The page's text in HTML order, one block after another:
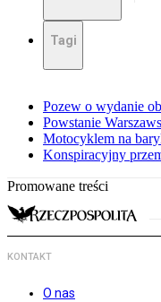
Tagi
Pozew o wydanie
Powstanie
Motocyklem na
Konspiracyjny
Promowane treści
KONTAKT
O nas